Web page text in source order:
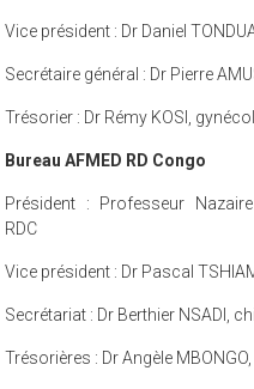
Vice président : Dr Daniel
Secrétaire général : Dr Pierre
Trésorier : Dr Rémy KOSI,
Bureau AFMED RD Congo
Président : Professeur
RDC
Vice président : Dr Pascal
Secrétariat : Dr Berthier NSADI,
Trésorières : Dr Angèle